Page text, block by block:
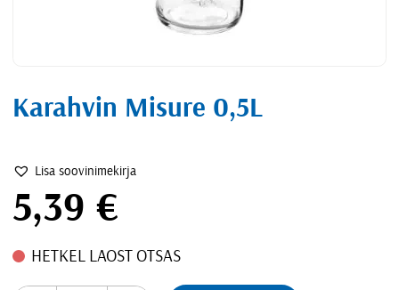
Karahvin Misure 0,5L
Lisa soovinimekirja
5,39 €
HETKEL LAOST OTSAS